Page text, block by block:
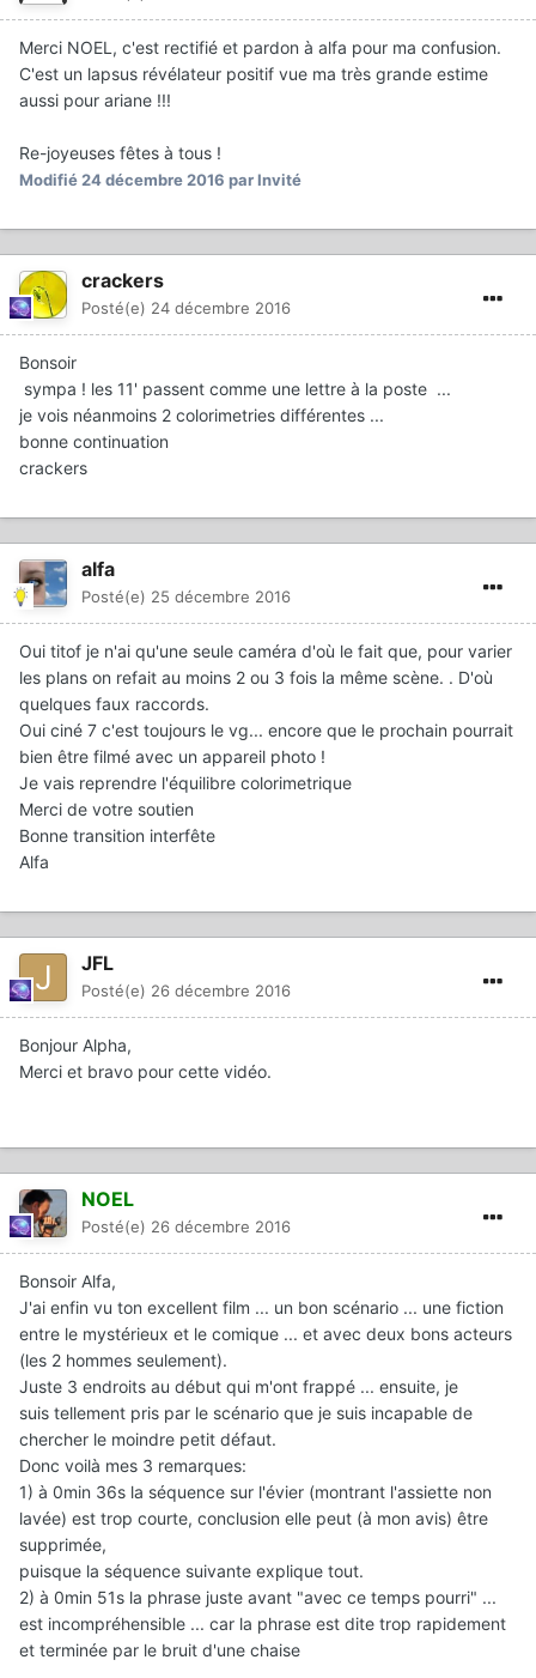
Merci NOEL, c'est rectifié et pardon à alfa pour ma confusion.
C'est un lapsus révélateur positif vue ma très grande estime
aussi pour ariane !!!
Re-joyeuses fêtes à tous !
Modifié 24 décembre 2016 par Invité
crackers
Posté(e) 24 décembre 2016
Bonsoir
sympa ! les 11' passent comme une lettre à la poste ...
je vois néanmoins 2 colorimetries différentes ...
bonne continuation
crackers
alfa
Posté(e) 25 décembre 2016
Oui titof je n'ai qu'une seule caméra d'où le fait que, pour varier
les plans on refait au moins 2 ou 3 fois la même scène. . D'où
quelques faux raccords.
Oui ciné 7 c'est toujours le vg... encore que le prochain pourrait
bien être filmé avec un appareil photo !
Je vais reprendre l'équilibre colorimetrique
Merci de votre soutien
Bonne transition interfête
Alfa
JFL
Posté(e) 26 décembre 2016
Bonjour Alpha,
Merci et bravo pour cette vidéo.
NOEL
Posté(e) 26 décembre 2016
Bonsoir Alfa,
J'ai enfin vu ton excellent film ... un bon scénario ... une fiction
entre le mystérieux et le comique ... et avec deux bons acteurs
(les 2 hommes seulement).
Juste 3 endroits au début qui m'ont frappé ... ensuite, je
suis tellement pris par le scénario que je suis incapable de
chercher le moindre petit défaut.
Donc voilà mes 3 remarques:
1) à 0min 36s la séquence sur l'évier (montrant l'assiette non
lavée) est trop courte, conclusion elle peut (à mon avis) être
supprimée,
puisque la séquence suivante explique tout.
2) à 0min 51s la phrase juste avant "avec ce temps pourri" ...
est incompréhensible ... car la phrase est dite trop rapidement
et terminée par le bruit d'une chaise